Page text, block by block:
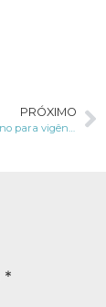
PRÓXIMO
*